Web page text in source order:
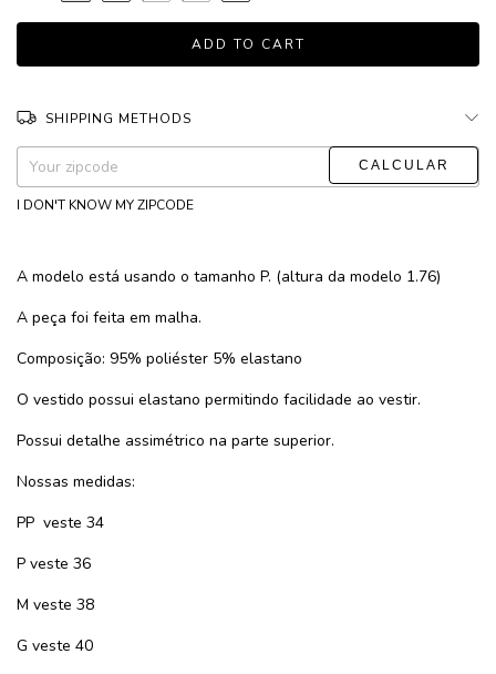
SHIPPING METHODS
Shipping for zipcode:
CHANGE ZIPCODE
I DON'T KNOW MY ZIPCODE
A modelo está usando o tamanho P. (altura da modelo 1.76)
A peça foi feita em malha.
Composição: 95% poliéster 5% elastano
O vestido possui elastano permitindo facilidade ao vestir.
Possui detalhe assimétrico na parte superior.
Nossas medidas:
PP veste 34
P veste 36
M veste 38
G veste 40